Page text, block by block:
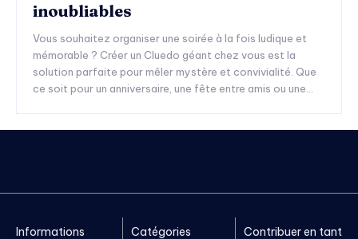
inoubliables
Vous souhaitez organiser une soirée à la fois ludique et
mémorable ? Créer un Cluedo géant chez vous est la
solution parfaite pour mêler mystère et convivialité. Que
ce soit pour un anniversaire, une fête entre amis ou une...
Informations Catégories
Contribuer en tant